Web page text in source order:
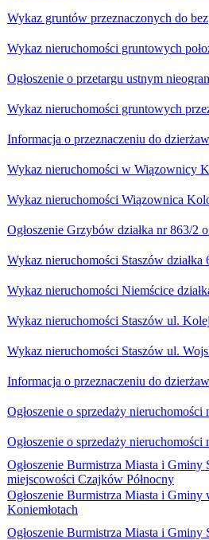
Wykaz gruntów przeznaczonych do
Wykaz nieruchomości gruntowych
Ogłoszenie o przetargu ustnym
Wykaz nieruchomości gruntowych
Informacja o przeznaczeniu do
Wykaz nieruchomości w Wiązownicy
Wykaz nieruchomości Wiązownica
Ogłoszenie Grzybów działka nr 863/2
Wykaz nieruchomości Staszów działka
Wykaz nieruchomości Niemścice
Wykaz nieruchomości Staszów ul.
Wykaz nieruchomości Staszów ul.
Informacja o przeznaczeniu do
Ogłoszenie o sprzedaży
Ogłoszenie o sprzedaży
Ogłoszenie Burmistrza Miasta i
miejscowości Czajków Północny
Ogłoszenie Burmistrza Miasta i
Koniemłotach
Ogłoszenie Burmistrza Miasta i